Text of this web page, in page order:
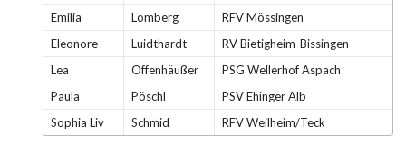
Emilia
Lomberg
RFV Mössingen
Eleonore
Luidthardt
RV Bietigheim-Bissingen
Lea
Offenhäußer
PSG Wellerhof Aspach
Paula
Pöschl
PSV Ehinger Alb
Sophia Liv
Schmid RFV Weilheim/Teck